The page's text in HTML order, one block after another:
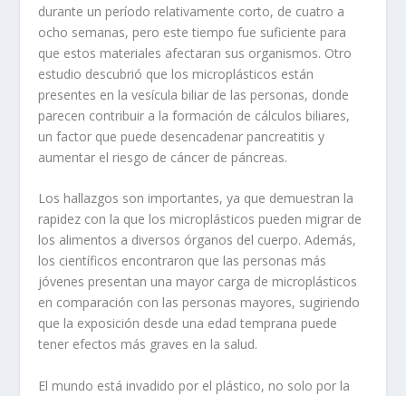
durante un período relativamente corto, de cuatro a
ocho semanas, pero este tiempo fue suficiente para
que estos materiales afectaran sus organismos. Otro
estudio descubrió que los microplásticos están
presentes en la vesícula biliar de las personas, donde
parecen contribuir a la formación de cálculos biliares,
un factor que puede desencadenar pancreatitis y
aumentar el riesgo de cáncer de páncreas.
Los hallazgos son importantes, ya que demuestran la
rapidez con la que los microplásticos pueden migrar de
los alimentos a diversos órganos del cuerpo. Además,
los científicos encontraron que las personas más
jóvenes presentan una mayor carga de microplásticos
en comparación con las personas mayores, sugiriendo
que la exposición desde una edad temprana puede
tener efectos más graves en la salud.
El mundo está invadido por el plástico, no solo por la